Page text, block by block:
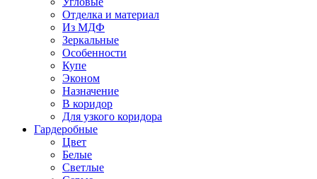
Отделка и материал
Из МДФ
Зеркальные
Особенности
Купе
Эконом
Назначение
В коридор
Для узкого коридора
Гардеробные
Цвет
Белые
Светлые